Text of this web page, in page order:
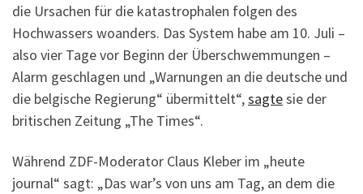
die Ursachen für die katastrophalen folgen des
Hochwassers woanders. Das System habe am 10. Juli –
also vier Tage vor Beginn der Überschwemmungen –
Alarm geschlagen und „Warnungen an die deutsche und
die belgische Regierung“ übermittelt“,sagtesie der
britischen Zeitung „The Times“.
Während ZDF-Moderator Claus Kleber im „heute
journal“ sagt: „Das war’s von uns am Tag, an dem die